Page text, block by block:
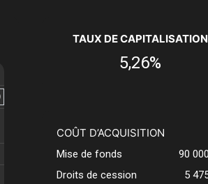
TAUX DE CAPITALISATION
5,26%
COÛT D’ACQUISITION
Mise de fonds
90
Droits de cession
5